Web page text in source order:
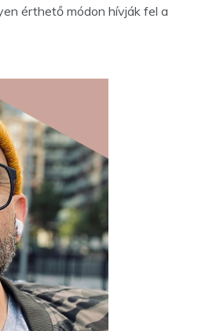
érthető módon hívják fel a